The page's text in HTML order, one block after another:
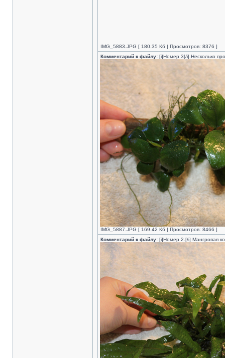
IMG_5883.JPG [ 180.35 Кб | Просмотров: 8376 ]
Комментарий к файлу: [i]Номер 3[/i].Несколько
IMG_5887.JPG [ 169.42 Кб | Просмотров: 8466 ]
Комментарий к файлу: [i]Номер 2.[/i] Мангровая